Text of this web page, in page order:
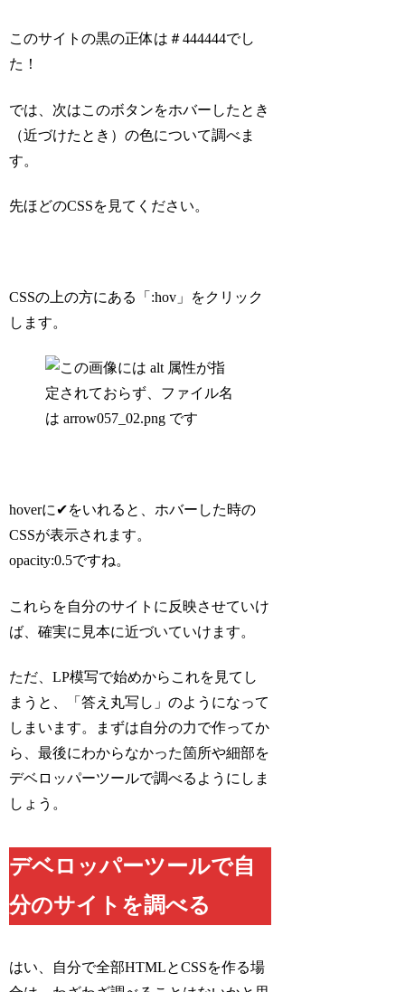
このサイトの黒の正体は＃444444でし
た！
では、次はこのボタンをホバーしたとき
（近づけたとき）の色について調べま
す。
先ほどのCSSを見てください。
CSSの上の方にある「:hov」をクリック
します。
hoverに✔をいれると、ホバーした時の
CSSが表示されます。
opacity:0.5ですね。
これらを自分のサイトに反映させていけ
ば、確実に見本に近づいていけます。
ただ、LP模写で始めからこれを見てし
まうと、「答え丸写し」のようになって
しまいます。まずは自分の力で作ってか
ら、最後にわからなかった箇所や細部を
デベロッパーツールで調べるようにしま
しょう。
デベロッパーツールで自
分のサイトを調べる
はい、自分で全部HTMLとCSSを作る場